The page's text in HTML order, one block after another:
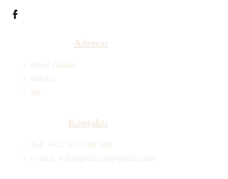
Adresa:
Nové Zámky
940 02
SK
Kontakt:
Tel: +421 915 388 488
e-mail: wikingsdizajn@gmail.com